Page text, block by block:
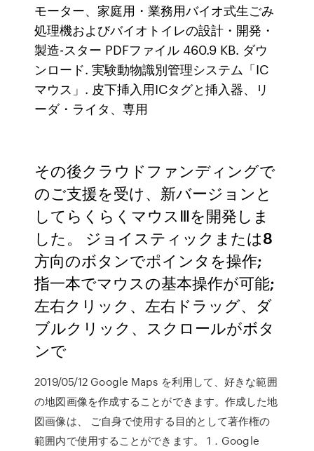
モーター、家庭用・業務用バイオ式生ごみ
処理機およびバイオトイレの設計・開発・
製造-スター PDFファイル 460.9 KB. ダウ
ンロード. 実験動物識別管理システム「IC
マウス」. 皮下挿入用ICタグと挿入器、リ
ーダ・ライタ、専用
その後クラウドファンディングで
のご支援を受け、新バージョンと
してらくらくマウスⅢを開発しま
した。 ジョイスティックまたは8
方向のボタンでポインタを操作;
指一本でマウスの基本操作が可能;
左右クリック、左右ドラッグ、ダ
ブルクリック、スクロールがボタ
ンで
2019/05/12 Google Maps を利用して、好きな範囲
の地図画像を作成することができます。作成した地
図画像は、 ご自身で使用する目的として著作権の
範囲内で使用することができます。 1．Google